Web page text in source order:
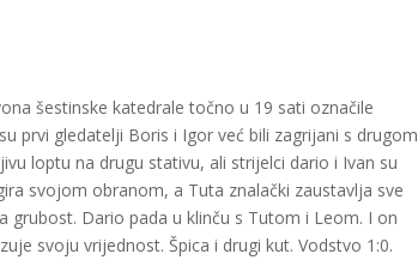
šestinske katedrale točno u 19 sati označile
prvi gledatelji Boris i Igor već bili zagrijani s drugom
loptu na drugu stativu, ali strijelci dario i Ivan su
svojom obranom, a Tuta znalački zaustavlja sve
grubost. Dario pada u klinču s Tutom i Leom. I on
svoju vrijednost. Špica i drugi kut. Vodstvo 1:0.